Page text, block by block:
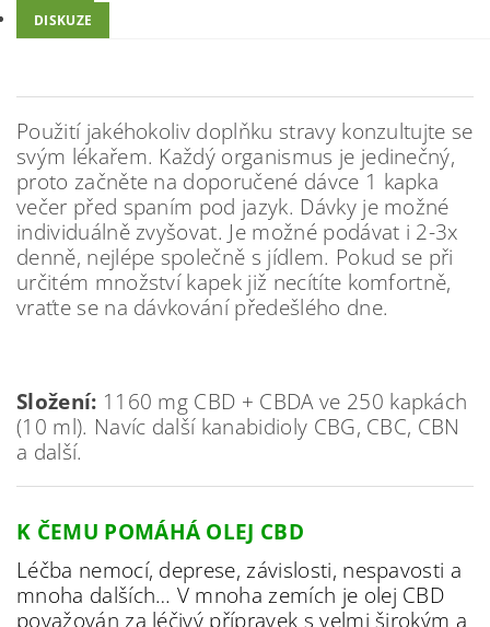
DISKUZE
Použití jakéhokoliv doplňku stravy konzultujte se
svým lékařem. Každý organismus je jedinečný,
proto začněte na doporučené dávce 1 kapka
večer před spaním pod jazyk. Dávky je možné
individuálně zvyšovat. Je možné podávat i 2-3x
denně, nejlépe společně s jídlem. Pokud se při
určitém množství kapek již necítíte komfortně,
vraťte se na dávkování předešlého dne.
Složení: 1160 mg CBD + CBDA ve 250 kapkách
(10 ml). Navíc další kanabidioly CBG, CBC, CBN
a další.
K ČEMU POMÁHÁ OLEJ CBD
Léčba nemocí, deprese, závislosti, nespavosti a
mnoha dalších… V mnoha zemích je olej CBD
považován za léčivý přípravek s velmi širokým a